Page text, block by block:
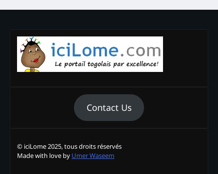
Contact Us
© iciLome 2025, tous droits réservés
Made with love by Umer Waseem